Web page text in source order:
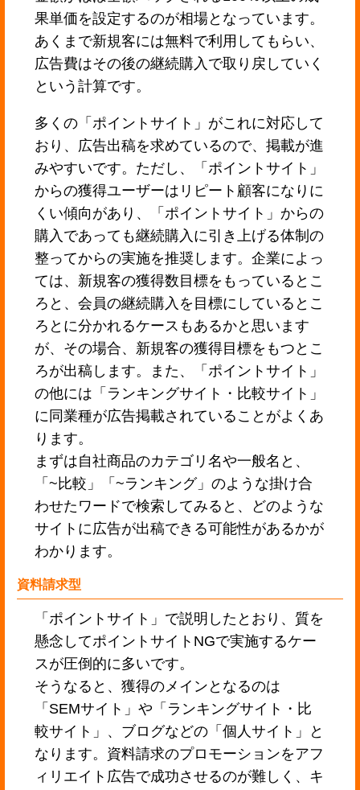
果単価を設定するのが相場となっています。
あくまで新規客には無料で利用してもらい、
広告費はその後の継続購入で取り戻していく
という計算です。
多くの「ポイントサイト」がこれに対応して
おり、広告出稿を求めているので、掲載が進
みやすいです。ただし、「ポイントサイト」
からの獲得ユーザーはリピート顧客になりに
くい傾向があり、「ポイントサイト」からの
購入であっても継続購入に引き上げる体制の
整ってからの実施を推奨します。企業によっ
ては、新規客の獲得数目標をもっているとこ
ろと、会員の継続購入を目標にしているとこ
ろとに分かれるケースもあるかと思います
が、その場合、新規客の獲得目標をもつとこ
ろが出稿します。また、「ポイントサイト」
の他には「ランキングサイト・比較サイト」
に同業種が広告掲載されていることがよくあ
ります。
まずは自社商品のカテゴリ名や一般名と、
「~比較」「~ランキング」のような掛け合
わせたワードで検索してみると、どのような
サイトに広告が出稿できる可能性があるかが
わかります。
資料請求型
「ポイントサイト」で説明したとおり、質を
懸念してポイントサイトNGで実施するケー
スが圧倒的に多いです。
そうなると、獲得のメインとなるのは
「SEMサイト」や「ランキングサイト・比
較サイト」、ブログなどの「個人サイト」と
なります。資料請求のプロモーションをアフ
ィリエイト広告で成功させるのが難しく、キ